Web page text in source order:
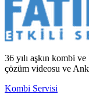
36 yılı aşkın kombi
çözüm videosu ve
Kombi Servisi